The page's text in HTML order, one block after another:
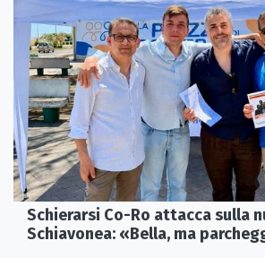
Schierarsi Co-Ro attacca sulla
Schiavonea: «Bella, ma